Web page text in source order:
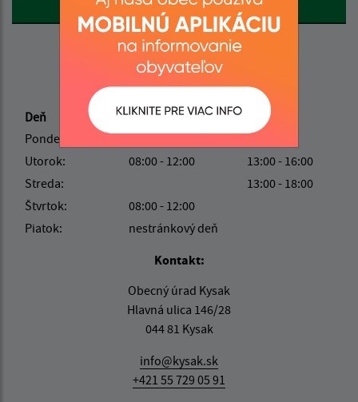
Odoslať správu
Úradné hodiny:
Deň
Čas
Pondelok:
08:00 - 12:00
Utorok:
08:00 - 12:00
13:00 - 16:00
Streda:
13:00 - 18:00
Štvrtok:
08:00 - 12:00
Piatok:
nestránkový deň
Kontakt:
Obecný úrad Kysak
Hlavná ulica 146/28
044 81 Kysak
info@kysak.sk
+421 55 729 05 91